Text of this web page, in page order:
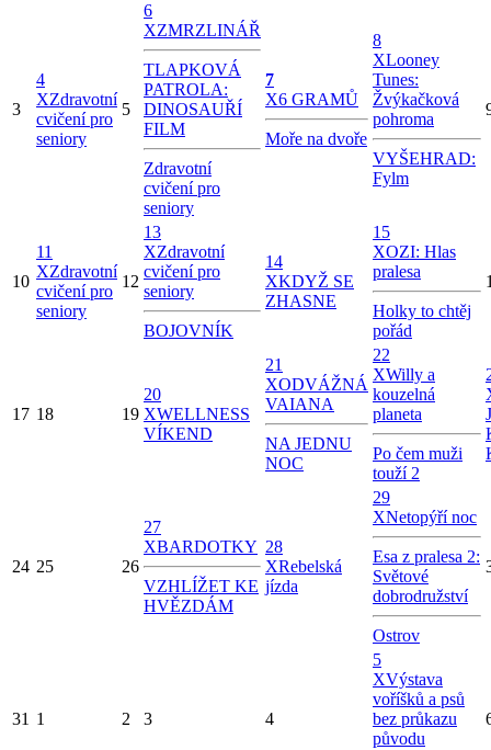
3
4
XZdravotní
cvičení pro
seniory
5
6
XZMRZLINÁŘ
TLAPKOVÁ
PATROLA:
DINOSAUŘÍ
FILM
Zdravotní
cvičení pro
seniory
7
X6 GRAMŮ
Moře na dvoře
8
XLooney
Tunes:
Žvýkačková
pohroma
VYŠEHRAD:
Fylm
10
11
XZdravotní
cvičení pro
seniory
12
13
XZdravotní
cvičení pro
seniory
BOJOVNÍK
14
XKDYŽ SE
ZHASNE
15
XOZI: Hlas
pralesa
Holky to chtěj
pořád
17 18 19
20
XWELLNESS
VÍKEND
21
XODVÁŽNÁ
VAIANA
NA JEDNU
NOC
22
XWilly a
kouzelná
planeta
Po čem muži
touží 2
24 25 26
27
XBARDOTKY
VZHLÍŽET KE
HVĚZDÁM
28
XRebelská
jízda
29
XNetopýří noc
Esa z pralesa 2:
Světové
dobrodružství
Ostrov
31 1 2 3 4
5
XVýstava
voříšků a psů
bez průkazu
původu